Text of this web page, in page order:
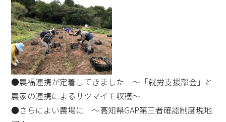
●農福連携が定着してきました ～「就労支援部会」と
農家の連携によるサツマイモ収穫～
●さらによい農場に ～高知県GAP第三者確認制度現地